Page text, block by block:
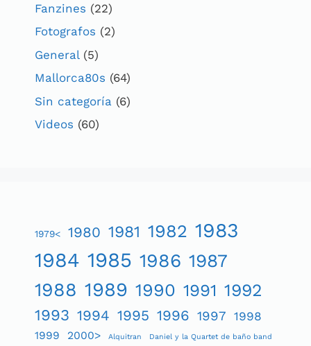
Fanzines (22)
Fotografos (2)
General(5)
Mallorca80s (64)
Sin categoría (6)
Videos (60)
1979< 1980 1981 1982 1983
1984 1985 1986 1987
1988 1989 1990 1991 1992
1993 1994 1995 1996 1997 1998
1999 2000> Alquitran Daniel y la Quartet de baño band